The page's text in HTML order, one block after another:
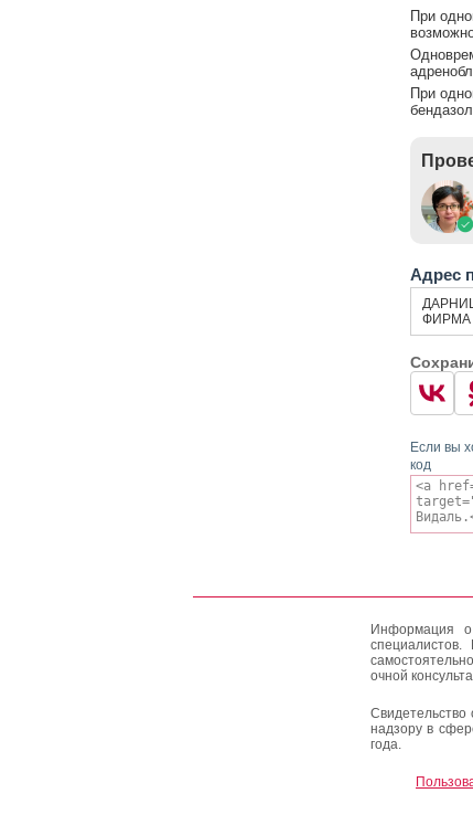
При
При
Адрес
ФИРМА
Если вы
код
Информация
очной
надзору в
года.